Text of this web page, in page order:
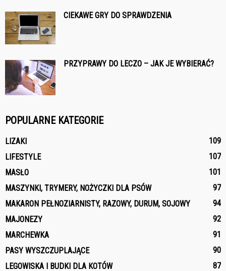
CIEKAWE GRY DO SPRAWDZENIA
PRZYPRAWY DO LECZO – JAK JE WYBIERAĆ?
POPULARNE KATEGORIE
LIZAKI
109
LIFESTYLE
107
MASŁO
101
MASZYNKI, TRYMERY, NOŻYCZKI DLA PSÓW
97
MAKARON PEŁNOZIARNISTY, RAZOWY, DURUM, SOJOWY
94
MAJONEZY
92
MARCHEWKA
91
PASY WYSZCZUPLAJĄCE
90
LEGOWISKA I BUDKI DLA KOTÓW
87